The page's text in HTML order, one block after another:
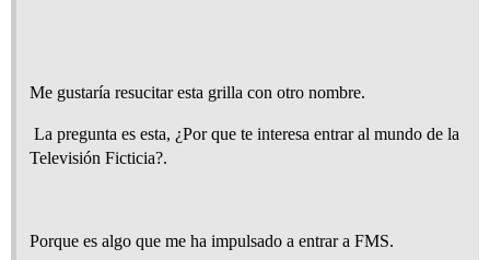
Me gustaría resucitar esta grilla con otro nombre.
La pregunta es esta, ¿Por que te interesa entrar al mundo de la
Televisión Ficticia?.
Porque es algo que me ha impulsado a entrar a FMS.